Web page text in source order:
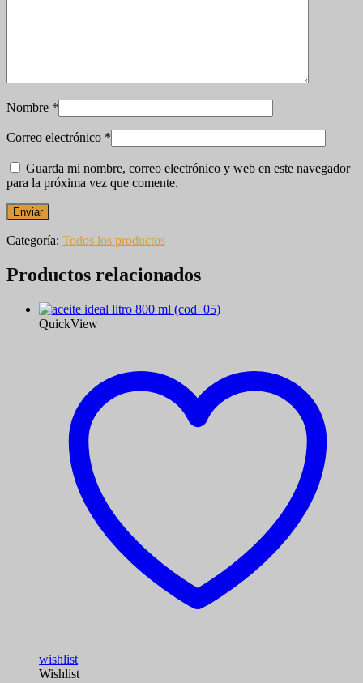
Nombre *
Correo electrónico *
Guarda mi nombre, correo electrónico y web en este navegador
para la próxima vez que comente.
Categoría: Todos los productos
Productos relacionados
QuickView
wishlist
Wishlist